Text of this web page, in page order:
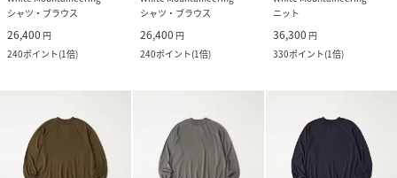
シャツ・ブラウス
26,400 円
240ポイント(1倍)
シャツ・ブラウス
26,400 円
240ポイント(1倍)
ニット
36,300 円
330ポイント(1倍)